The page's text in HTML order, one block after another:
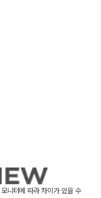
니터에 따라 차이가 있을 수